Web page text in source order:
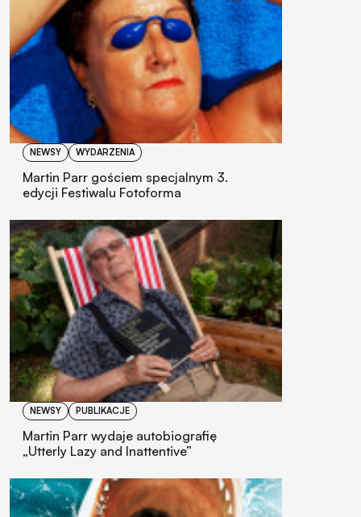
NEWSY WYDARZENIA
Martin Parr gościem specjalnym 3.
edycji Festiwalu Fotoforma
NEWSY PUBLIKACJE
Martin Parr wydaje autobiografię
„Utterly Lazy and Inattentive”